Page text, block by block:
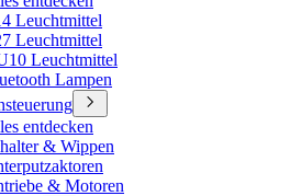
Leuchtmittel
Leuchtmittel
Leuchtmittel
Lampen
entdecken
& Wippen
& Motoren